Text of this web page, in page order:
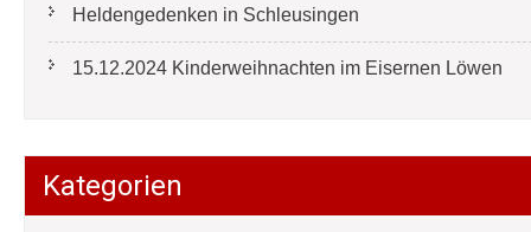
Heldengedenken in Schleusingen
15.12.2024 Kinderweihnachten im Eisernen Löwen
Kategorien